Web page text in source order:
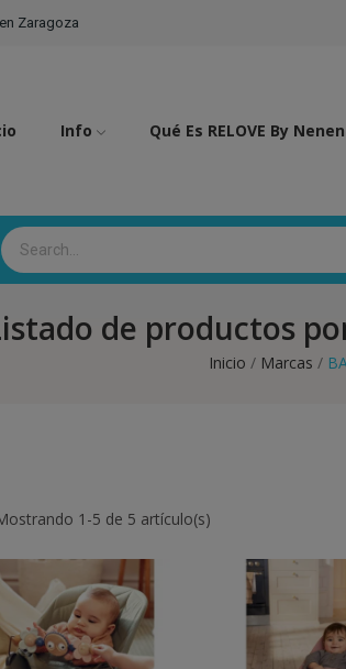
Zaragoza
Info Qué Es RELOVE By
de productos
Inicio Marcas
1-5 de 5 artículo(s)